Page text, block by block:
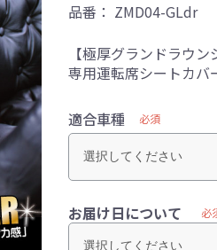
品番： ZMD04-GLdr
【極厚グランドラウ
専用運転席シートカバ
適合車種 必須
お届け日について 必